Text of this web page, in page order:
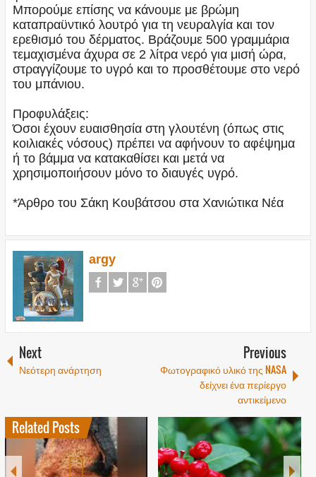
Μπορούμε επίσης να κάνουμε με βρώμη
καταπραϋντικό λουτρό για τη νευραλγία και τον
ερεθισμό του δέρματος. Βράζουμε 500 γραμμάρια
τεμαχισμένα άχυρα σε 2 λίτρα νερό για μισή ώρα,
στραγγίζουμε το υγρό και το προσθέτουμε στο νερό
του μπάνιου.
Προφυλάξεις:
Όσοι έχουν ευαισθησία στη γλουτένη (όπως στις
κοιλιακές νόσους) πρέπει να αφήνουν το αφέψημα
ή το βάμμα να κατακαθίσει και μετά να
χρησιμοποιήσουν μόνο το διαυγές υγρό.
*Άρθρο του Σάκη Κουβάτσου στα Χανιώτικα Νέα
argy
Next
Νεότερη ανάρτηση
Previous
Φωτογραφικό υλικό της NASA
δείχνει ένα περίεργο
αντικείμενο
Related Posts